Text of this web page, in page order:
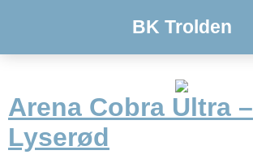
BK Trolden
Arena Cobra Ultra –
Lyserød